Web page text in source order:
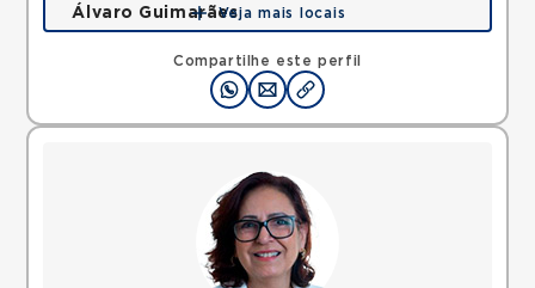
Compartilhe este perfil
Álvaro Guimarães
Avenida Alvaro Guimaraes, Assuncao, Sao Bernardo
do Campo, SP, 09810010 •
Mapa
Veja mais locais